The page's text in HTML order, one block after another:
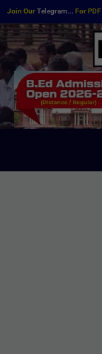
Join OurTelegram... For PDF